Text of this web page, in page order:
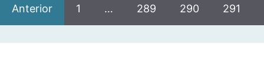
Anterior 1 … 289 290 291